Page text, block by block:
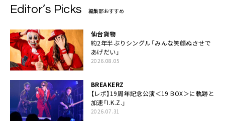
Editor’s Picks 編集部おすすめ
仙台貨物
約2年半ぶりシングル「みんな笑顔ぬさせで
あげだい」
2026.08.05
BREAKERZ
【レポ】19周年記念公演＜19 BOX＞に軌跡と
加速「I.K.Z.」
2026.07.31